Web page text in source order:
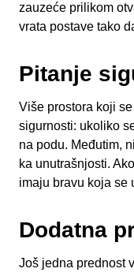
zauzeće prilikom
vrata postave tako
Pitanje
Više prostora koji
sigurnosti: ukoliko
na podu. Međutim,
ka unutrašnjosti.
imaju bravu koja se
Dodatna
Još jedna prednost